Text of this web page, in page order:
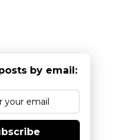
by email: